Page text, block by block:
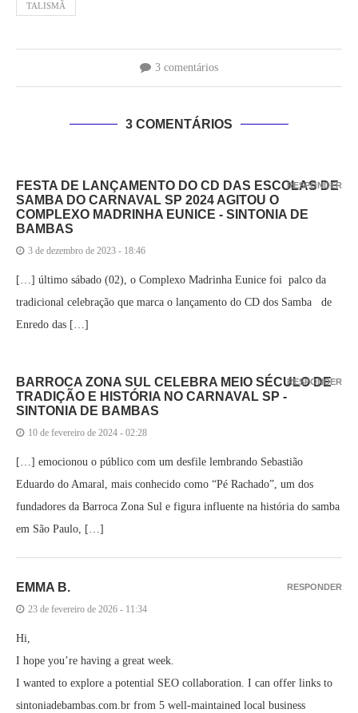
TALISMÃ
3 comentários
3 COMENTÁRIOS
FESTA DE LANÇAMENTO DO CD DAS ESCOLAS DE
SAMBA DO CARNAVAL SP 2024 AGITOU O
COMPLEXO MADRINHA EUNICE - SINTONIA DE
BAMBAS
3 de dezembro de 2023 - 18:46
[…] último sábado (02), o Complexo Madrinha Eunice foi palco da
tradicional celebração que marca o lançamento do CD dos Samba de
Enredo das […]
RESPONDER
BARROCA ZONA SUL CELEBRA MEIO SÉCULO DE
TRADIÇÃO E HISTÓRIA NO CARNAVAL SP -
SINTONIA DE BAMBAS
10 de fevereiro de 2024 - 02:28
[…] emocionou o público com um desfile lembrando Sebastião
Eduardo do Amaral, mais conhecido como “Pé Rachado”, um dos
fundadores da Barroca Zona Sul e figura influente na história do samba
em São Paulo, […]
RESPONDER
EMMA B.
23 de fevereiro de 2026 - 11:34
Hi,
I hope you’re having a great week.
I wanted to explore a potential SEO collaboration. I can offer links to
sintoniadebambas.com.br from 5 well-maintained local business
RESPONDER